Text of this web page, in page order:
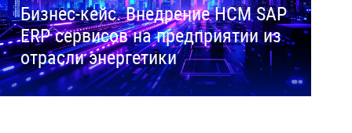
Бизнес-кейс. Внедрение HCM SAP
ERP сервисов на предприятии из
отрасли энергетики